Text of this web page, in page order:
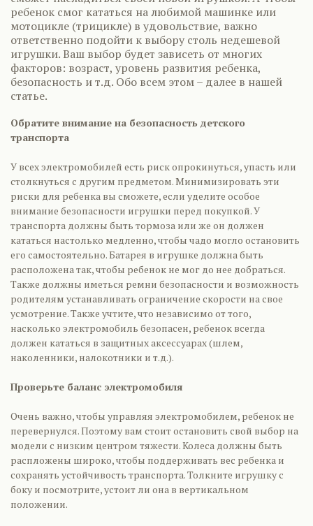
ребенок смог кататься на любимой машинке или
мотоцикле (трицикле) в удовольствие, важно
ответственно подойти к выбору столь недешевой
игрушки. Ваш выбор будет зависеть от многих
факторов: возраст, уровень развития ребенка,
безопасность и т.д. Обо всем этом – далее в нашей
статье.
Обратите внимание на безопасность детского
транспорта
У всех электромобилей есть риск опрокинуться, упасть или
столкнуться с другим предметом. Минимизировать эти
риски для ребенка вы сможете, если уделите особое
внимание безопасности игрушки перед покупкой. У
транспорта должны быть тормоза или же он должен
кататься настолько медленно, чтобы чадо могло остановить
его самостоятельно. Батарея в игрушке должна быть
расположена так, чтобы ребенок не мог до нее добраться.
Также должны иметься ремни безопасности и возможность
родителям устанавливать ограничение скорости на свое
усмотрение. Также учтите, что независимо от того,
насколько электромобиль безопасен, ребенок всегда
должен кататься в защитных аксессуарах (шлем,
наколенники, налокотники и т.д.).
Проверьте баланс электромобиля
Очень важно, чтобы управляя электромобилем, ребенок не
перевернулся. Поэтому вам стоит остановить свой выбор на
модели с низким центром тяжести. Колеса должны быть
распложены широко, чтобы поддерживать вес ребенка и
сохранять устойчивость транспорта. Толкните игрушку с
боку и посмотрите, устоит ли она в вертикальном
положении.